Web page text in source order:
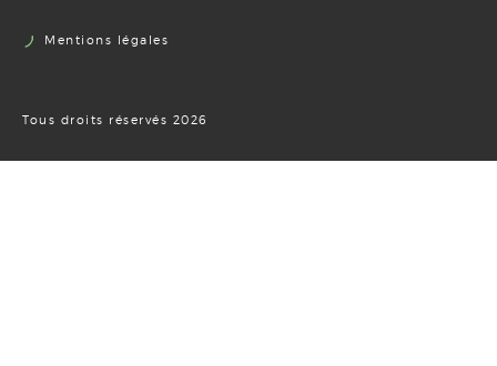
Mentions légales
Tous droits réservés 2026